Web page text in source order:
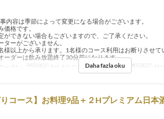
内容は季節によって変更になる場合がございます。
格です。
ができない場合もございますので、ご了承ください。
ーがございません。
様以上から承ります。1名様のコース利用はお断りさせて
ーダーは飲み放題終了30分前になります。
Tem 01 ~ Günler Pzt, Sal, Çar, Per, Cum, Cmt Öğünler
Daha fazla oku
りコース】お料理9品＋２Hプレミアム日